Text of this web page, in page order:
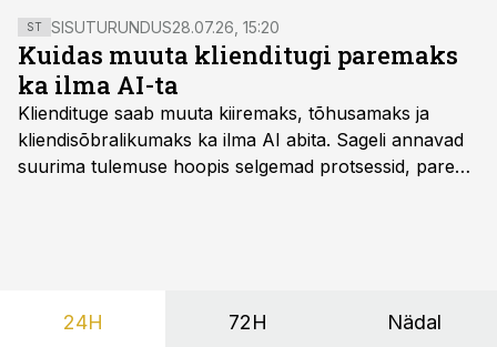
ST SISUTURUNDUS28.07.26, 15:20
Kuidas muuta klienditugi paremaks
ka ilma AI-ta
Kliendituge saab muuta kiiremaks, tõhusamaks ja
kliendisõbralikumaks ka ilma AI abita. Sageli annavad
suurima tulemuse hoopis selgemad protsessid, parem
24H 72H Nädal